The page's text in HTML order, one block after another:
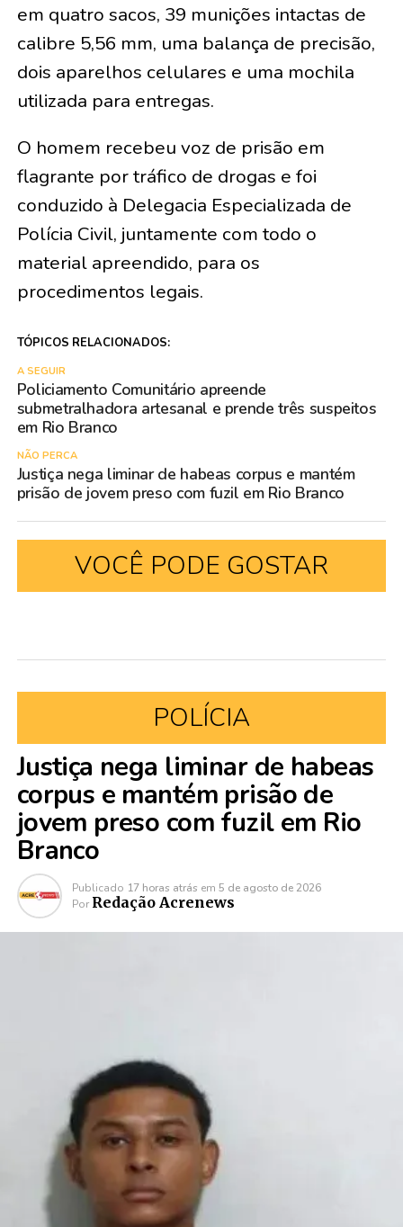
em quatro sacos, 39 munições intactas de
calibre 5,56 mm, uma balança de precisão,
dois aparelhos celulares e uma mochila
utilizada para entregas.
O homem recebeu voz de prisão em
flagrante por tráfico de drogas e foi
conduzido à Delegacia Especializada de
Polícia Civil, juntamente com todo o
material apreendido, para os
procedimentos legais.
TÓPICOS RELACIONADOS:
A SEGUIR
Policiamento Comunitário apreende
submetralhadora artesanal e prende três suspeitos
em Rio Branco
NÃO PERCA
Justiça nega liminar de habeas corpus e mantém
prisão de jovem preso com fuzil em Rio Branco
VOCÊ PODE GOSTAR
POLÍCIA
Justiça nega liminar de habeas
corpus e mantém prisão de
jovem preso com fuzil em Rio
Branco
Publicado 17 horas atrás em 5 de agosto de 2026
Por Redação Acrenews